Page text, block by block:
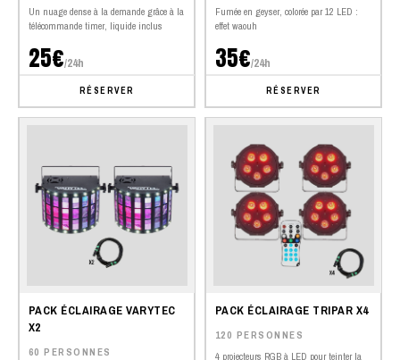
Un nuage dense à la demande grâce à la
télécommande timer, liquide inclus
25€/24h
RÉSERVER
Fumée en geyser, colorée par 12 LED :
effet waouh
35€/24h
RÉSERVER
PACK ÉCLAIRAGE VARYTEC
X2
60 PERSONNES
PACK ÉCLAIRAGE TRIPAR X4
120 PERSONNES
4 projecteurs RGB à LED pour teinter la